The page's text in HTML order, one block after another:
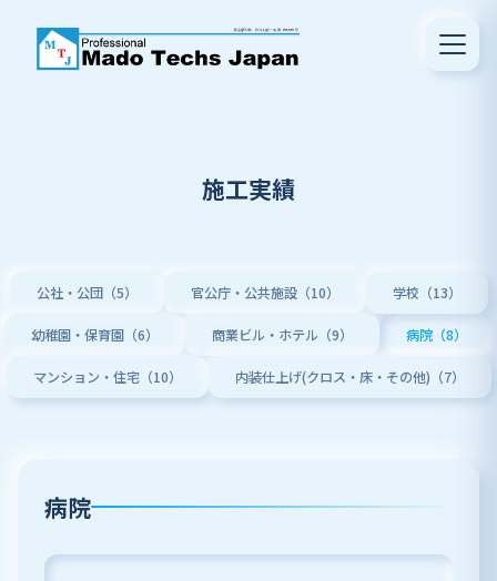
施工実績
公社・公団（5） 官公庁・公共施設（10） 学校（13）
幼稚園・保育園（6） 商業ビル・ホテル（9） 病院（8）
マンション・住宅（10） 内装仕上げ(クロス・床・その他)（7）
病院